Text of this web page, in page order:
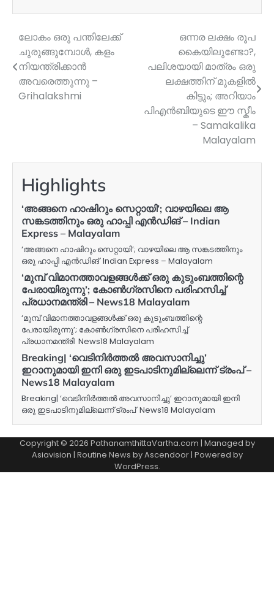
Post
navigation
ലോകം ഒരു പന്തിലേക്ക്
ചുരുങ്ങുമ്പോൾ, കളം
നിയന്ത്രിക്കാൻ
അവരെത്തുന്നു –
Grihalakshmi
ഒന്നര ലക്ഷം രൂപ
കൈയിലുണ്ടോ?,
പലിശയായി മാത്രം ഒരു
ലക്ഷത്തിന് മുകളില്‍
കിട്ടും; അറിയാം
പിഎന്‍ബിയുടെ ഈ സ്കീം
– Samakalika
Malayalam
Highlights
‘അങ്ങനെ ഹാഷിറും സെറ്റായി’; വാഴയിലെ ആ
സങ്കടത്തിനും ഒരു ഹാപ്പി എൻഡിങ് – Indian
Express – Malayalam
‘അങ്ങനെ ഹാഷിറും സെറ്റായി’; വാഴയിലെ ആ സങ്കടത്തിനും
ഒരു ഹാപ്പി എൻഡിങ് Indian Express – Malayalam
‘മുമ്പ് വിമാനത്താവളങ്ങൾക്ക് ഒരു കുടുംബത്തിന്റെ
പേരായിരുന്നു’; കോൺ​ഗ്രസിനെ പരിഹസിച്ച്
പ്രധാനമന്ത്രി – News18 Malayalam
‘മുമ്പ് വിമാനത്താവളങ്ങൾക്ക് ഒരു കുടുംബത്തിന്റെ
പേരായിരുന്നു’; കോൺ​ഗ്രസിനെ പരിഹസിച്ച്
പ്രധാനമന്ത്രി News18 Malayalam
Breaking| ‘വെടിനിർത്തൽ അവസാനിച്ചു’
ഇറാനുമായി ഇനി ഒരു ഇടപാടിനുമില്ലെന്ന് ട്രംപ് –
News18 Malayalam
Breaking| ‘വെടിനിർത്തൽ അവസാനിച്ചു’ ഇറാനുമായി ഇനി
ഒരു ഇടപാടിനുമില്ലെന്ന് ട്രംപ് News18 Malayalam
Copyright © 2026 PathanamthittaVartha.com | Managed by
Asiavision | Routine News byAscendoor| Powered by
WordPress.